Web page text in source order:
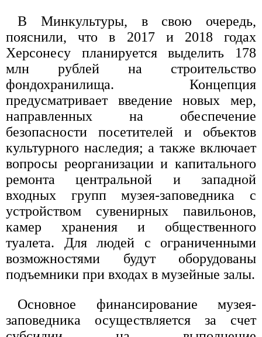
В Минкультуры, в свою очередь,
пояснили, что в 2017 и 2018 годах
Херсонесу планируется выделить 178
млн рублей на строительство
фондохранилища. Концепция
предусматривает введение новых мер,
направленных на обеспечение
безопасности посетителей и объектов
культурного наследия; а также включает
вопросы реорганизации и капитального
ремонта центральной и западной
входных групп музея-заповедника с
устройством сувенирных павильонов,
камер хранения и общественного
туалета. Для людей с ограниченными
возможностями будут оборудованы
подъемники при входах в музейные залы.
Основное финансирование музея-
заповедника осуществляется за счет